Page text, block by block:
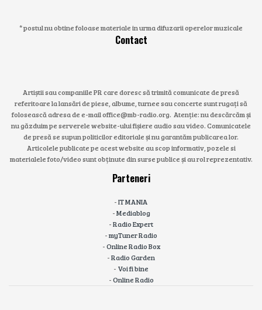
* postul nu obtine foloase materiale in urma difuzarii operelor muzicale
Contact
Artiștii sau companiile PR care doresc să trimită comunicate de presă
referitoare la lansări de piese, albume, turnee sau concerte sunt rugați să
folosească adresa de e-mail office@mb-radio.org. Atenție: nu descărcăm și
nu găzduim pe serverele website-ului fișiere audio sau video. Comunicatele
de presă se supun politicilor editoriale și nu garantăm publicarea lor.
Articolele publicate pe acest website au scop informativ, pozele si
materialele foto/video sunt obținute din surse publice și au rol reprezentativ.
Parteneri
-IT MANIA
-Mediablog
-Radio Expert
-myTuner Radio
-Online Radio Box
-Radio Garden
- Voi fi bine
-Online Radio